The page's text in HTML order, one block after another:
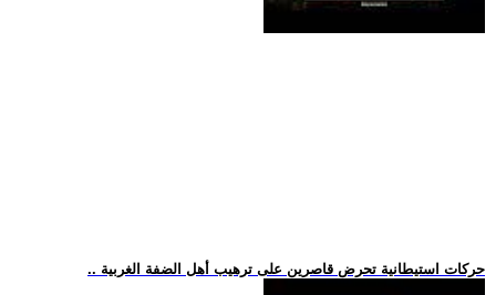
.. حركات استيطانية تحرض قاصرين على ترهيب أهل الضفة الغربية